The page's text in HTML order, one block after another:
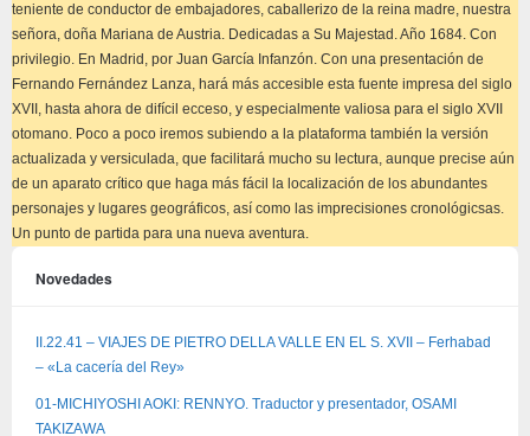
teniente de conductor de embajadores, caballerizo de la reina madre, nuestra
señora, doña Mariana de Austria. Dedicadas a Su Majestad. Año 1684. Con
privilegio. En Madrid, por Juan García Infanzón. Con una presentación de
Fernando Fernández Lanza, hará más accesible esta fuente impresa del siglo
XVII, hasta ahora de difícil ecceso, y especialmente valiosa para el siglo XVII
otomano. Poco a poco iremos subiendo a la plataforma también la versión
actualizada y versiculada, que facilitará mucho su lectura, aunque precise aún
de un aparato crítico que haga más fácil la localización de los abundantes
personajes y lugares geográficos, así como las imprecisiones cronológicsas.
Un punto de partida para una nueva aventura.
Novedades
II.22.41 – VIAJES DE PIETRO DELLA VALLE EN EL S. XVII – Ferhabad
– «La cacería del Rey»
01-MICHIYOSHI AOKI: RENNYO. Traductor y presentador, OSAMI
TAKIZAWA